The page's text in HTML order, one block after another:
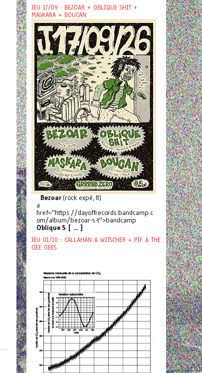
JEU 17/09 : BEZOAR + OBLIQUE SHIT +
MASKARA + BOUCAN
Bezoar (rock expé, It)
a
href="https://dayoffrecords.bandcamp.c
om/album/bezoar-s-t">bandcamp
Oblique S [ ... ]
JEU 01/10 : CALLAHAN & WITSCHER + PIF & THE
GEE GEES